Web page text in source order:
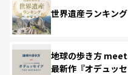
世界遺産ランキング
地球の歩き方
最新作『オデュッセ